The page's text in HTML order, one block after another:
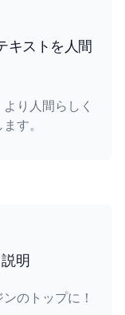
キストを人間
り人間らしく
す。
明
のトップに！